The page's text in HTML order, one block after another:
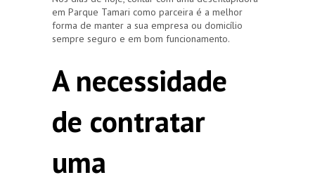
em Parque Tamari como parceira é a melhor
forma de manter a sua empresa ou domicílio
sempre seguro e em bom funcionamento.
A necessidade
de contratar
uma